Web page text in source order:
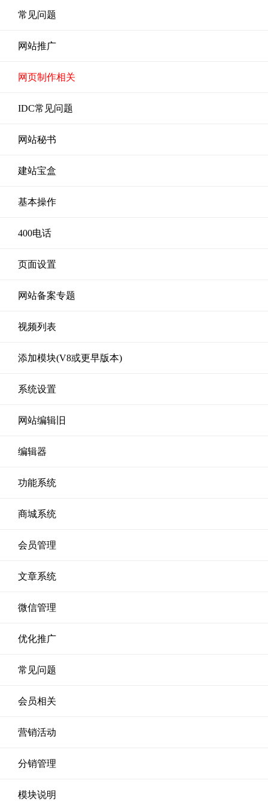
常见问题
网站推广
网页制作相关
IDC常见问题
网站秘书
建站宝盒
基本操作
400电话
页面设置
网站备案专题
视频列表
添加模块(V8或更早版本)
系统设置
网站编辑旧
编辑器
功能系统
商城系统
会员管理
文章系统
微信管理
优化推广
常见问题
会员相关
营销活动
分销管理
模块说明